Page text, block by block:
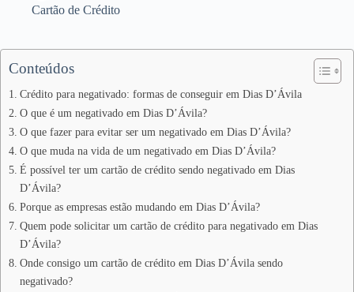
Cartão de Crédito
Conteúdos
Crédito para negativado: formas de conseguir em Dias D’Ávila
O que é um negativado em Dias D’Ávila?
O que fazer para evitar ser um negativado em Dias D’Ávila?
O que muda na vida de um negativado em Dias D’Ávila?
É possível ter um cartão de crédito sendo negativado em Dias
D’Ávila?
Porque as empresas estão mudando em Dias D’Ávila?
Quem pode solicitar um cartão de crédito para negativado em Dias
D’Ávila?
Onde consigo um cartão de crédito em Dias D’Ávila sendo
negativado?